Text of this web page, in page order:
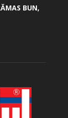
BUN,